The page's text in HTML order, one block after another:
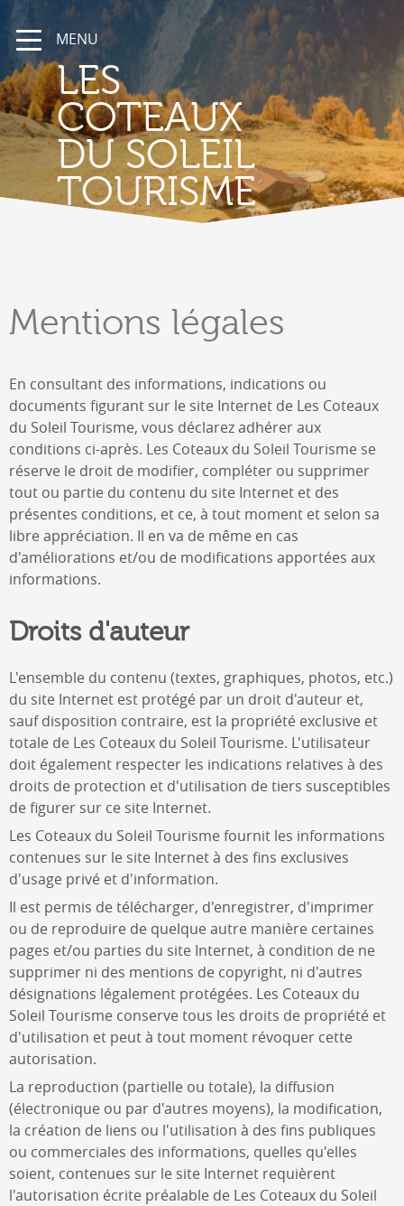
MENU
LES
COTEAUX
DU SOLEIL
TOURISME
Mentions légales
En consultant des informations, indications ou
documents figurant sur le site Internet de Les Coteaux
du Soleil Tourisme, vous déclarez adhérer aux
conditions ci-après. Les Coteaux du Soleil Tourisme se
réserve le droit de modifier, compléter ou supprimer
tout ou partie du contenu du site Internet et des
présentes conditions, et ce, à tout moment et selon sa
libre appréciation. Il en va de même en cas
d'améliorations et/ou de modifications apportées aux
informations.
Droits d'auteur
L'ensemble du contenu (textes, graphiques, photos, etc.)
du site Internet est protégé par un droit d'auteur et,
sauf disposition contraire, est la propriété exclusive et
totale de Les Coteaux du Soleil Tourisme. L'utilisateur
doit également respecter les indications relatives à des
droits de protection et d'utilisation de tiers susceptibles
de figurer sur ce site Internet.
Les Coteaux du Soleil Tourisme fournit les informations
contenues sur le site Internet à des fins exclusives
d'usage privé et d'information.
Il est permis de télécharger, d'enregistrer, d'imprimer
ou de reproduire de quelque autre manière certaines
pages et/ou parties du site Internet, à condition de ne
supprimer ni des mentions de copyright, ni d'autres
désignations légalement protégées. Les Coteaux du
Soleil Tourisme conserve tous les droits de propriété et
d'utilisation et peut à tout moment révoquer cette
autorisation.
La reproduction (partielle ou totale), la diffusion
(électronique ou par d'autres moyens), la modification,
la création de liens ou l'utilisation à des fins publiques
ou commerciales des informations, quelles qu'elles
soient, contenues sur le site Internet requièrent
l'autorisation écrite préalable de Les Coteaux du Soleil